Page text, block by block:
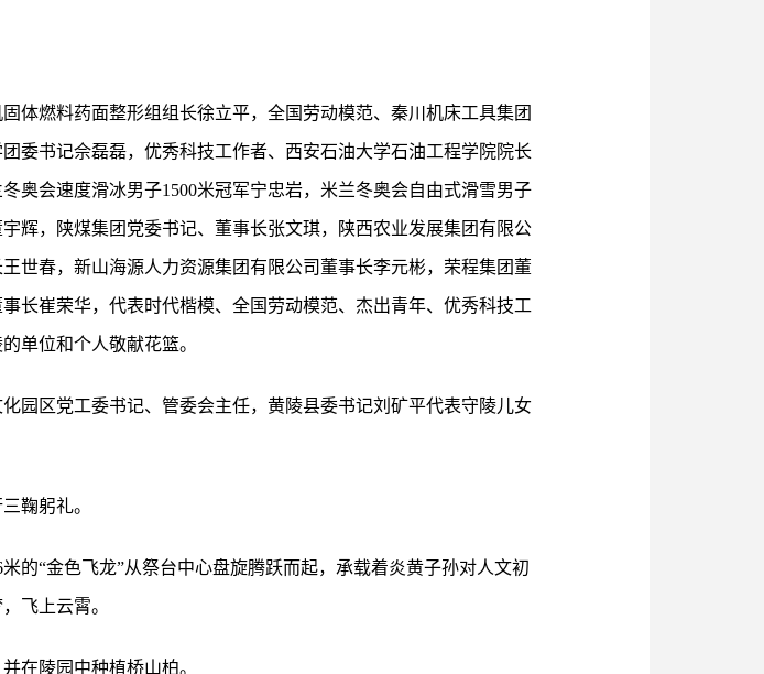
体燃料药面整形组组长徐立平，全国劳动模范、秦川机床工具集团
委书记佘磊磊，优秀科技工作者、西安石油大学石油工程学院院长
奥会速度滑冰男子1500米冠军宁忠岩，米兰冬奥会自由式滑雪男子
辉，陕煤集团党委书记、董事长张文琪，陕西农业发展集团有限公
世春，新山海源人力资源集团有限公司董事长李元彬，荣程集团董
长崔荣华，代表时代楷模、全国劳动模范、杰出青年、优秀科技工
单位和个人敬献花篮。
园区党工委书记、管委会主任，黄陵县委书记刘矿平代表守陵儿女
鞠躬礼。
的“金色飞龙”从祭台中心盘旋腾跃而起，承载着炎黄子孙对人文初
飞上云霄。
在陵园中种植桥山柏。